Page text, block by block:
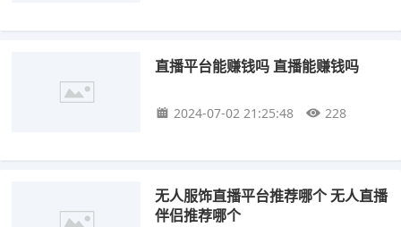
直播平台能赚钱吗 直播能赚钱吗
2024-07-02 21:25:48 228
无人服饰直播平台推荐哪个 无人直播
伴侣推荐哪个